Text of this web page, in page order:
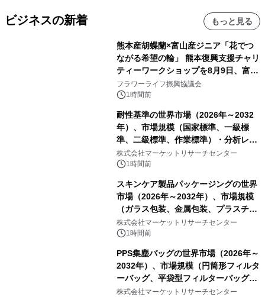
ビジネスの新着 もっと見る
熊本産胡蝶蘭×富山産ジニア「花でつ
ながる希望の輪」 熊本復興支援チャリ
ティーワークショップを8月9日、富
山・射水で開催
フラワーライフ振興協議会
1時間前
耐性基準の世界市場（2026年～2032
年）、市場規模（国家標準、一級標
準、二級標準、作業標準）・分析レポ
ートを発表
株式会社マーケットリサーチセンター
1時間前
スキンケア製品パッケージングの世界
市場（2026年～2032年）、市場規模
（ガラス包装、金属包装、プラスチッ
ク包装、その他）・分析レポートを発
表
株式会社マーケットリサーチセンター
1時間前
PPS集塵バッグの世界市場（2026年～
2032年）、市場規模（円筒形フィルタ
ーバッグ、平袋型フィルターバッグ、
プリーツフィルターバッグ、その
株式会社マーケットリサーチセンター